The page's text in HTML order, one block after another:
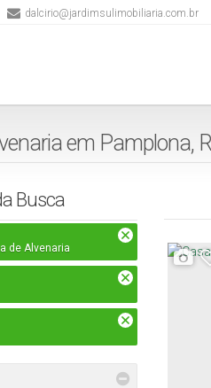
dalcirio@jardimsulimobiliaria.com.br
em Pamplona,
Busca
de Alvenaria